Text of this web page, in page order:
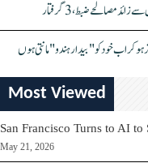
کر اب خود کو "بیدار ہندو" مانتی ہوں
Most Viewed
San Francisco Turns to AI
May 21, 2026